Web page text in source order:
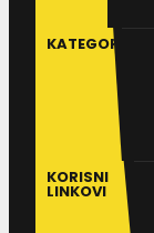
KATEGORIJE
KORISNI
LINKOVI